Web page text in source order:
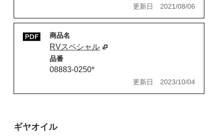
更新日 2021/08/06
商品名
RVスペシャル
品番
08883-0250*
更新日 2023/10/04
ギヤオイル